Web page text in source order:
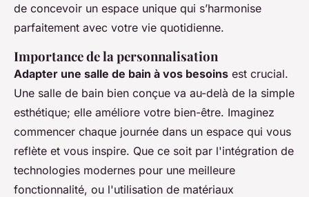
de concevoir un espace unique qui s’harmonise
parfaitement avec votre vie quotidienne.
Importance de la personnalisation
Adapter une salle de bain à vos besoins est crucial.
Une salle de bain bien conçue va au-delà de la simple
esthétique; elle améliore votre bien-être. Imaginez
commencer chaque journée dans un espace qui vous
reflète et vous inspire. Que ce soit par l'intégration de
technologies modernes pour une meilleure
fonctionnalité, ou l'utilisation de matériaux